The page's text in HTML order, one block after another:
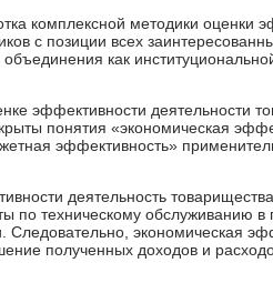
комплексной методики оценки
с позиции всех
как
эффективности деятельности
понятия «экономическая
эффективность»
деятельность
по техническому обслуживанию
экономическая
полученных доходов и